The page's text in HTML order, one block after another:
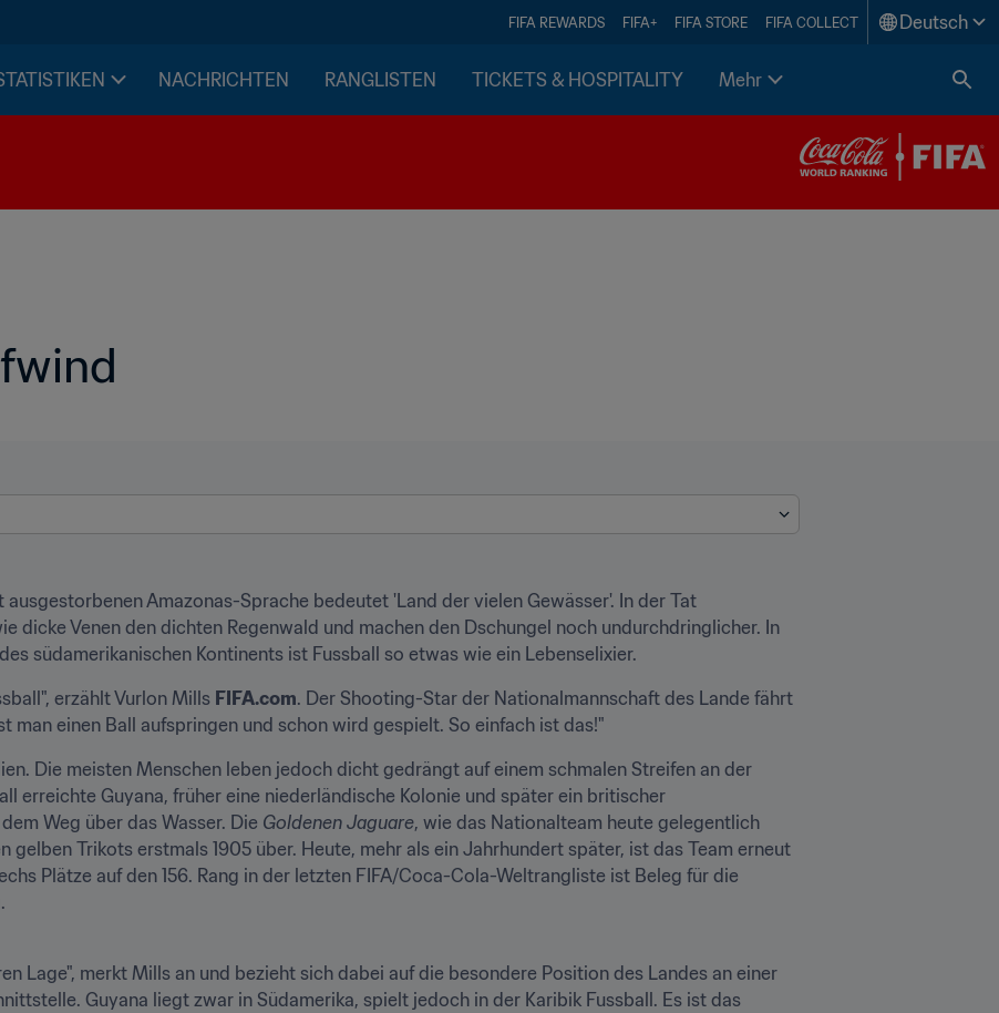
FIFA REWARDS FIFA+ FIFA STORE FIFA COLLECT Deutsch
NACHRICHTEN RANGLISTEN TICKETS & HOSPITALITY Mehr
ausgestorbenen Amazonas-Sprache bedeutet 'Land der vielen Gewässer'. In der Tat
dicke Venen den dichten Regenwald und machen den Dschungel noch undurchdringlicher. In
südamerikanischen Kontinents ist Fussball so etwas wie ein Lebenselixier.
erzählt Vurlon Mills FIFA.com. Der Shooting-Star der Nationalmannschaft des Lande fährt
man einen Ball aufspringen und schon wird gespielt. So einfach ist das!"
Die meisten Menschen leben jedoch dicht gedrängt auf einem schmalen Streifen an der
erreichte Guyana, früher eine niederländische Kolonie und später ein britischer
Weg über das Wasser. Die Goldenen Jaguare, wie das Nationalteam heute gelegentlich
Trikots erstmals 1905 über. Heute, mehr als ein Jahrhundert später, ist das Team erneut
Plätze auf den 156. Rang in der letzten FIFA/Coca-Cola-Weltrangliste ist Beleg für die
Lage", merkt Mills an und bezieht sich dabei auf die besondere Position des Landes an einer
Guyana liegt zwar in Südamerika, spielt jedoch in der Karibik Fussball. Es ist das